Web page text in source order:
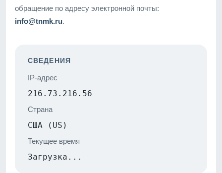
обращение по адресу электронной почты:
info@tnmk.ru.
СВЕДЕНИЯ
IP-адрес
216.73.216.56
Страна
США (US)
Текущее время
Загрузка...